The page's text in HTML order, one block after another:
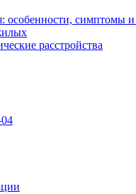
особенности, симптомы и
расстройства